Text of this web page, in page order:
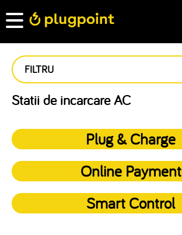
FILTRU
Statii de incarcare AC
Plug & Charge
Online Payment
Smart Control